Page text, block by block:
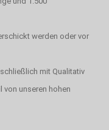
werden oder vor
mit Qualitativ
von unseren hohen